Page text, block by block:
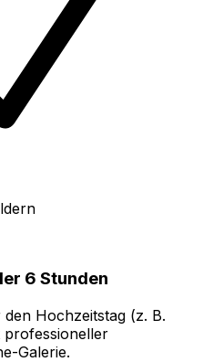
6 Stunden
Hochzeitstag (z. B.
professioneller
Galerie.